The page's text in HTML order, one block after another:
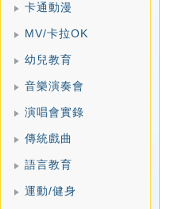
卡通動漫
MV/卡拉OK
幼兒教育
音樂演奏會
演唱會實錄
傳統戲曲
語言教育
運動/健身